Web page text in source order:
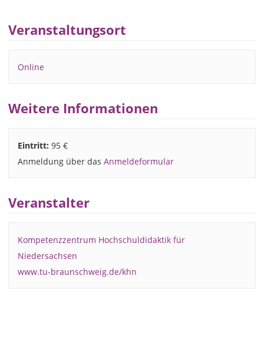
Veranstaltungsort
Online
Weitere Informationen
Eintritt: 95 €
Anmeldung über das Anmeldeformular
Veranstalter
Kompetenzzentrum Hochschuldidaktik für
Niedersachsen
www.tu-braunschweig.de/khn